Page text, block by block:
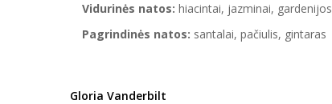
Vidurinės natos: hiacintai, jazminai, gardenijos
Pagrindinės natos: santalai, pačiulis, gintaras
Gloria Vanderbilt